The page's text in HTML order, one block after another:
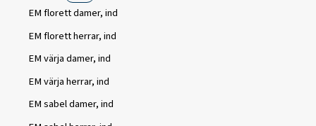
EM florett damer, ind
EM florett herrar, ind
EM värja damer, ind
EM värja herrar, ind
EM sabel damer, ind